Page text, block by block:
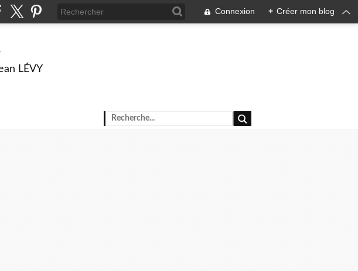
Connexion + Créer mon blog
LÉVY